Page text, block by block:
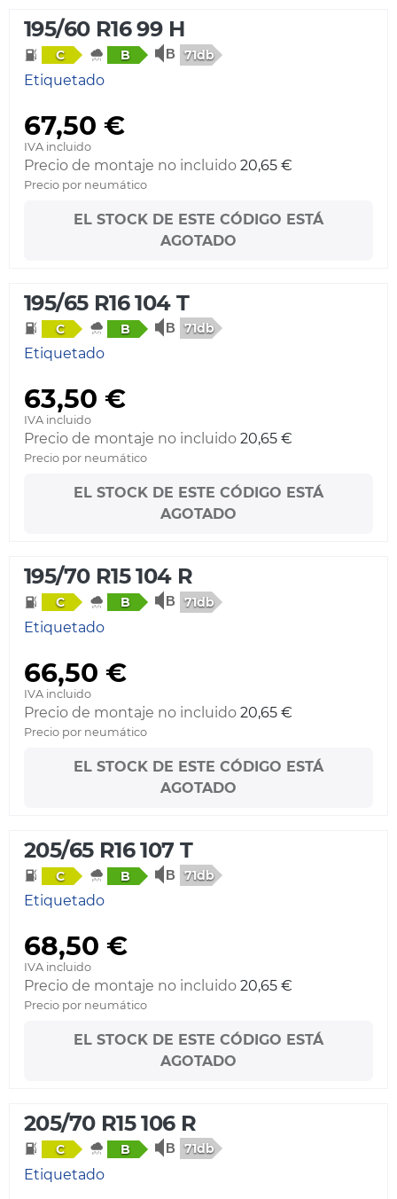
195/60 R16 99 H
C B 71db
Etiquetado
67,50 €
IVA incluido
Precio de montaje no incluido 20,65 €
Precio por neumático
EL STOCK DE ESTE CÓDIGO ESTÁ
AGOTADO
195/65 R16 104 T
C B 71db
Etiquetado
63,50 €
IVA incluido
Precio de montaje no incluido 20,65 €
Precio por neumático
EL STOCK DE ESTE CÓDIGO ESTÁ
AGOTADO
195/70 R15 104 R
C B 71db
Etiquetado
66,50 €
IVA incluido
Precio de montaje no incluido 20,65 €
Precio por neumático
EL STOCK DE ESTE CÓDIGO ESTÁ
AGOTADO
205/65 R16 107 T
C B 71db
Etiquetado
68,50 €
IVA incluido
Precio de montaje no incluido 20,65 €
Precio por neumático
EL STOCK DE ESTE CÓDIGO ESTÁ
AGOTADO
205/70 R15 106 R
C B 71db
Etiquetado